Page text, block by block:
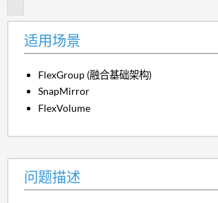
适用场景
FlexGroup (融合基础架构)
SnapMirror
FlexVolume
问题描述